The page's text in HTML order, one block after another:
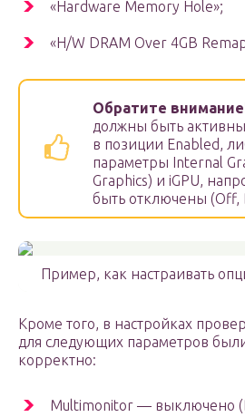
«Hardware Memory Hole»;
«H/W DRAM Over 4GB
Обратите
должны быть
в позиции Enabled,
параметры Internal
Graphics) и iGPU,
быть отключены (Off,
Пример, как настраивать
Кроме того, в настройках
для следующих параметров
корректно:
Multimonitor — выключено